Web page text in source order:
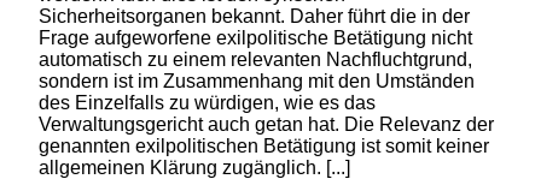
Sicherheitsorganen bekannt. Daher führt die in der
Frage aufgeworfene exilpolitische Betätigung nicht
automatisch zu einem relevanten Nachfluchtgrund,
sondern ist im Zusammenhang mit den Umständen
des Einzelfalls zu würdigen, wie es das
Verwaltungsgericht auch getan hat. Die Relevanz der
genannten exilpolitischen Betätigung ist somit keiner
allgemeinen Klärung zugänglich. [...]